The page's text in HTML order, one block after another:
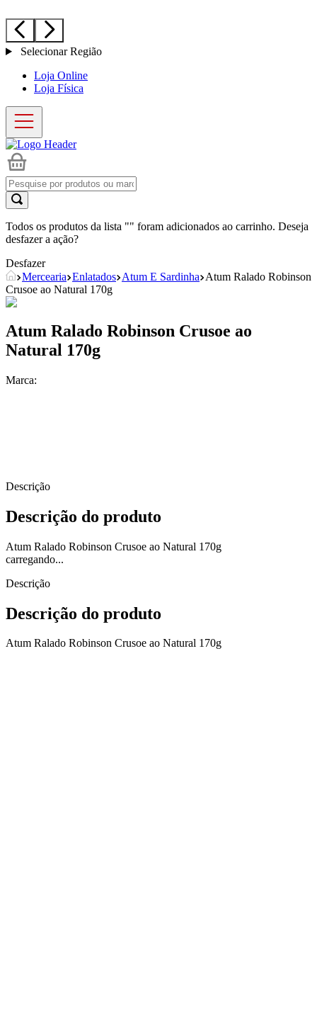
Selecionar Região
Loja Online
Loja Física
Todos os produtos da lista "" foram adicionados ao carrinho. Deseja
desfazer a ação?
Desfazer
Mercearia Enlatados Atum E Sardinha Atum Ralado Robinson
Crusoe ao Natural 170g
Atum Ralado Robinson Crusoe ao
Natural 170g
Marca:
Descrição
Descrição do produto
Atum Ralado Robinson Crusoe ao Natural 170g
carregando...
Descrição
Descrição do produto
Atum Ralado Robinson Crusoe ao Natural 170g